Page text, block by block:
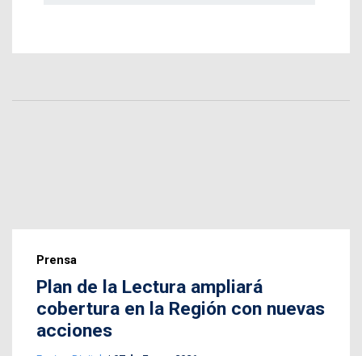
Prensa
Plan de la Lectura ampliará
cobertura en la Región con nuevas
acciones